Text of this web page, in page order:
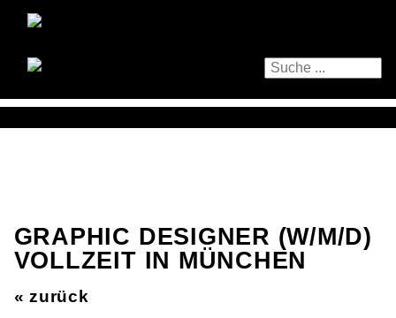
GRAPHIC DESIGNER (W/M/D)
VOLLZEIT IN MÜNCHEN
« zurück